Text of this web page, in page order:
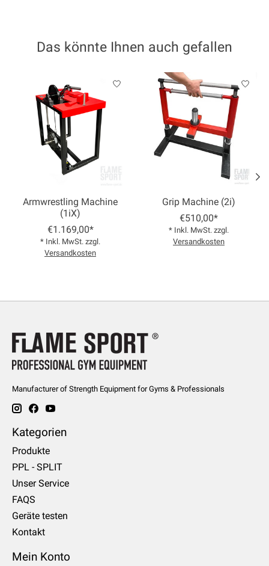
Das könnte Ihnen auch gefallen
Produkt-Karussell-Artikel
Armwrestling Machine
(1iX)
€1.169,00*
* Inkl. MwSt. zzgl.
Versandkosten
Grip Machine (2i)
€510,00*
* Inkl. MwSt. zzgl.
Versandkosten
Manufacturer of Strength Equipment for Gyms & Professionals
Kategorien
Produkte
PPL - SPLIT
Unser Service
FAQS
Geräte testen
Kontakt
Mein Konto